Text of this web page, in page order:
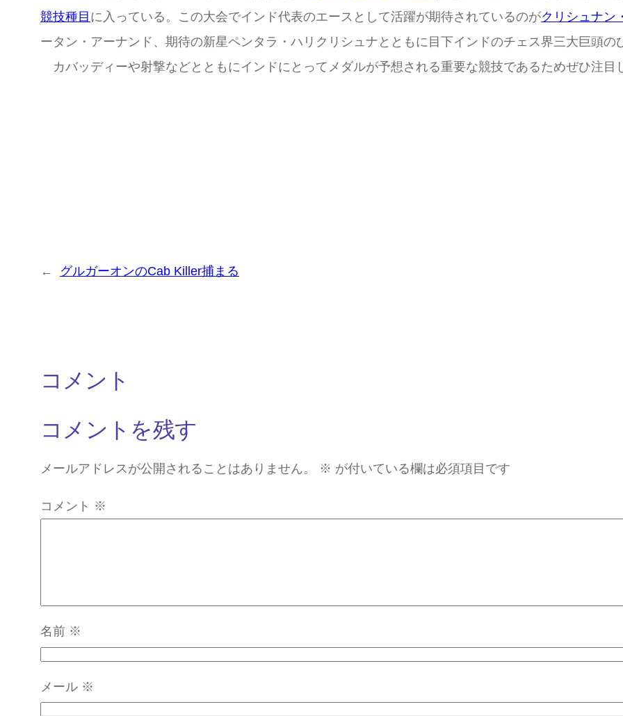
競技種目 に入っている。この大会でインド代表のエースとして活躍が期待されているのがクリシュナン
ータン・アーナンド、期待の新星ペンタラ・ハリクリシュナとともに目下インドのチェス界三大巨頭の
カバッディーや射撃などとともにインドにとってメダルが予想される重要な競技であるためぜひ注目
← グルガーオンのCab Killer捕まる
コメント
コメントを残す
メールアドレスが公開されることはありません。 ※ が付いている欄は必須項目です
コメント ※
名前 ※
メール ※